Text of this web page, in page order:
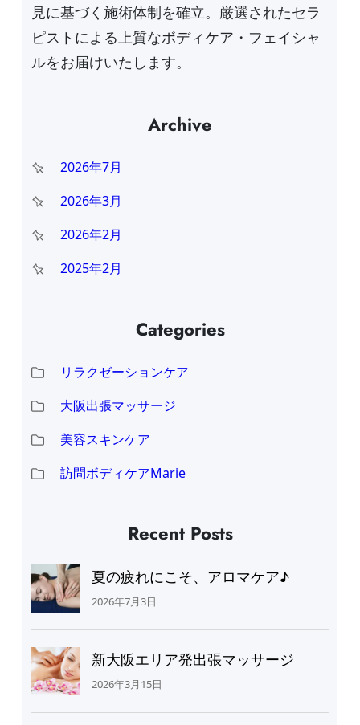
見に基づく施術体制を確立。厳選されたセラ
ピストによる上質なボディケア・フェイシャ
ルをお届けいたします。
Archive
2026年7月
2026年3月
2026年2月
2025年2月
Categories
リラクゼーションケア
大阪出張マッサージ
美容スキンケア
訪問ボディケアMarie
Recent Posts
夏の疲れにこそ、アロマケア♪
2026年7月3日
新大阪エリア発出張マッサージ
2026年3月15日